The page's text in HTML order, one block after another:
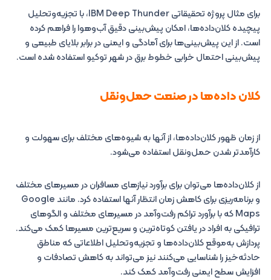
برای مثال پروژه تحقیقاتی IBM Deep Thunder، با تجزیه‌وتحلیل
پیچیده کلان‌داده‌ها، امکان پیش‌بینی دقیق آب‌وهوا را فراهم کرده
است. از این پیش‌بینی‌ها برای آمادگی و ایمنی در برابر بلایای طبیعی و
پیش‌بینی احتمال خرابی خطوط برق در شهر توکیو استفاده شده است.
کلان‌ داده‌ها در صنعت حمل‌ونقل
از زمان ظهور کلان‌داده‌ها، از آنها به شیوه‌های مختلف برای سهولت و
کارآمدتر شدن حمل‌ونقل استفاده می‌شود.
از کلان‌داده‌ها می‌توان برای برآورد نیازهای مسافران در مسیرهای مختلف
و برنامه‌ریزی برای کاهش زمان انتظار آنها استفاده کرد. مانند Google
Maps که با برآورد تراکم رفت‌وآمد در مسیرهای مختلف و الگوهای
ترافیکی به افراد در یافتن کوتاه‌ترین و سریع‌ترین مسیرها کمک می‌کند.
پردازش به‌موقع کلان‌داده‌ها و تجزیه‌وتحلیل اطلاعاتی که مناطق
حادثه‌خیز را شناسایی می‌کنند نیز می‌تواند به کاهش تصادفات و
افزایش سطح ایمنی رفت‌وآمد کمک کند.